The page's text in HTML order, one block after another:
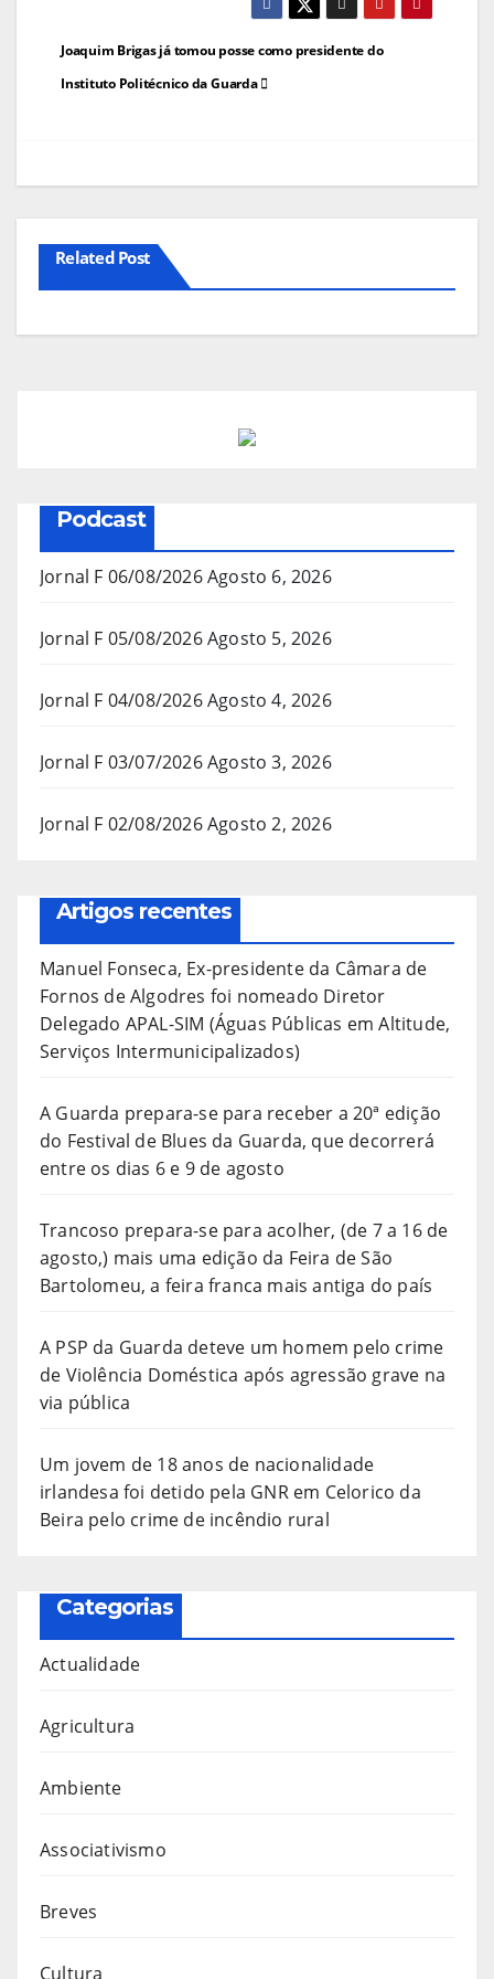
Navegação
de
Joaquim Brigas já tomou posse como presidente do
Instituto Politécnico da Guarda
Related Post
Podcast
Jornal F 06/08/2026Agosto 6, 2026
Jornal F 05/08/2026Agosto 5, 2026
Jornal F 04/08/2026Agosto 4, 2026
Jornal F 03/07/2026Agosto 3, 2026
Jornal F 02/08/2026Agosto 2, 2026
Artigos recentes
Manuel Fonseca, Ex-presidente da Câmara de
Fornos de Algodres foi nomeado Diretor
Delegado APAL-SIM (Águas Públicas em Altitude,
Serviços Intermunicipalizados)
A Guarda prepara-se para receber a 20ª edição
do Festival de Blues da Guarda, que decorrerá
entre os dias 6 e 9 de agosto
Trancoso prepara-se para acolher, (de 7 a 16 de
agosto,) mais uma edição da Feira de São
Bartolomeu, a feira franca mais antiga do país
A PSP da Guarda deteve um homem pelo crime
de Violência Doméstica após agressão grave na
via pública
Um jovem de 18 anos de nacionalidade
irlandesa foi detido pela GNR em Celorico da
Beira pelo crime de incêndio rural
Categorias
Actualidade
Agricultura
Ambiente
Associativismo
Breves
Cultura